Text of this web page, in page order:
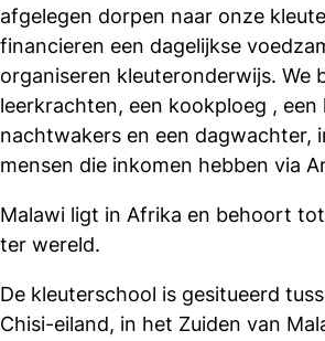
afgelegen dorpen naar onze
financieren een dagelijkse
organiseren kleuteronderwijs. We
leerkrachten, een kookploeg , een
nachtwakers en een dagwachter,
mensen die inkomen hebben via
Malawi ligt in Afrika en behoort
ter wereld.
De kleuterschool is gesitueerd
Chisi-eiland, in het Zuiden van